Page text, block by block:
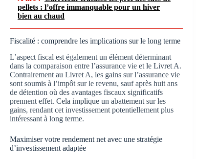
pellets : l’offre immanquable pour un hiver
bien au chaud
Fiscalité : comprendre les implications sur le long terme
L’aspect fiscal est également un élément déterminant
dans la comparaison entre l’assurance vie et le Livret A.
Contrairement au Livret A, les gains sur l’assurance vie
sont soumis à l’impôt sur le revenu, sauf après huit ans
de détention où des avantages fiscaux significatifs
prennent effet. Cela implique un abattement sur les
gains, rendant cet investissement potentiellement plus
intéressant à long terme.
Maximiser votre rendement net avec une stratégie
d’investissement adaptée